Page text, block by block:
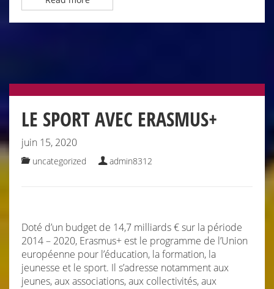
LE SPORT AVEC ERASMUS+
juin 15, 2020
uncategorized admin8312
Doté d’un budget de 14,7 milliards € sur la période
2014 – 2020, Erasmus+ est le programme de l’Union
européenne pour l’éducation, la formation, la
jeunesse et le sport. Il s’adresse notamment aux
jeunes, aux associations, aux collectivités, aux